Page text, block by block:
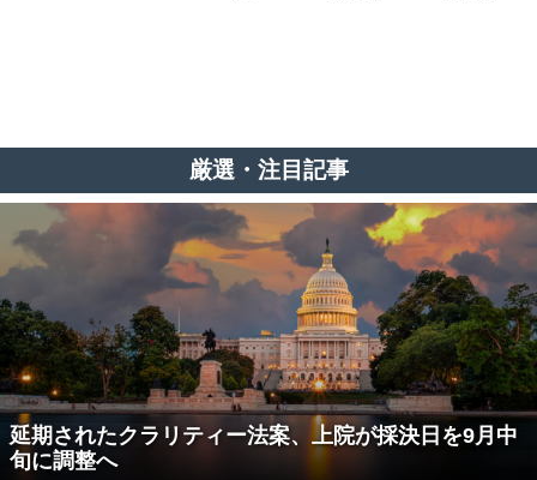
厳選・注目記事
延期されたクラリティー法案、上院が採決日を9月中
旬に調整へ